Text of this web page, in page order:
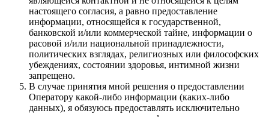
настоящего согласия, а равно предоставление
информации, относящейся к государственной,
банковской и/или коммерческой тайне, информации о
расовой и/или национальной принадлежности,
политических взглядах, религиозных или философских
убеждениях, состоянии здоровья, интимной жизни
запрещено.
В случае принятия мной решения о предоставлении
Оператору какой-либо информации (каких-либо
данных), я обязуюсь предоставлять исключительно